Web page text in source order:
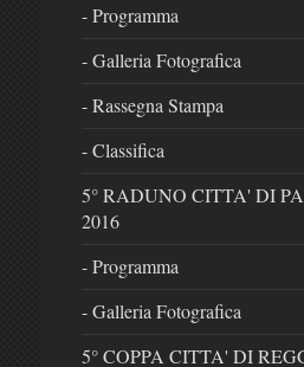
- Programma
- Galleria Fotografica
- Rassegna Stampa
- Classifica
5° RADUNO CITTA' DI
2016
- Programma
- Galleria Fotografica
5° COPPA CITTA' DI